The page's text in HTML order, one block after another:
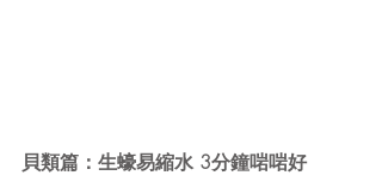
貝類篇：生蠔易縮水 3分鐘啱啱好